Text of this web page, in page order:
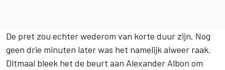
De pret zou echter wederom van korte duur zijn. Nog
geen drie minuten later was het namelijk alweer raak.
Ditmaal bleek het de beurt aan Alexander Albon om